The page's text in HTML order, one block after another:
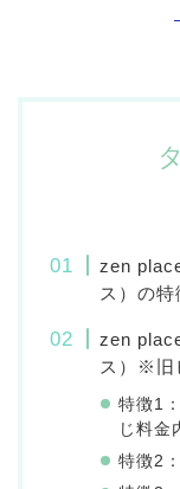
zen
ス）の
zen
ス）※旧
特徴1
じ料金
特徴2